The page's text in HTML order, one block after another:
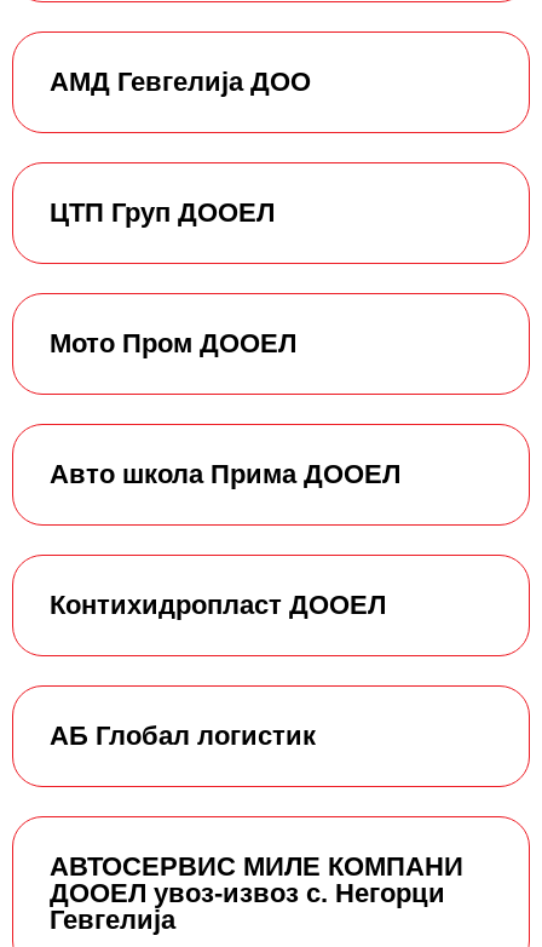
АМД Гевгелија ДОО
ЦТП Груп ДООЕЛ
Мото Пром ДООЕЛ
Авто школа Прима ДООЕЛ
Контихидропласт ДООЕЛ
АБ Глобал логистик
АВТОСЕРВИС МИЛЕ КОМПАНИ
ДООЕЛ увоз-извоз с. Негорци
Гевгелија